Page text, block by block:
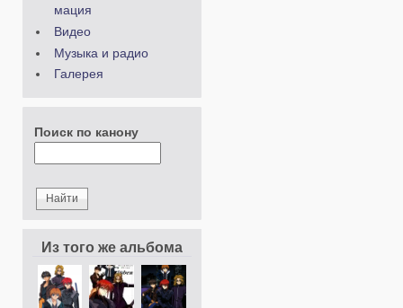
мация
Видео
Музыка и радио
Галерея
Поиск по канону
Из того же альбома